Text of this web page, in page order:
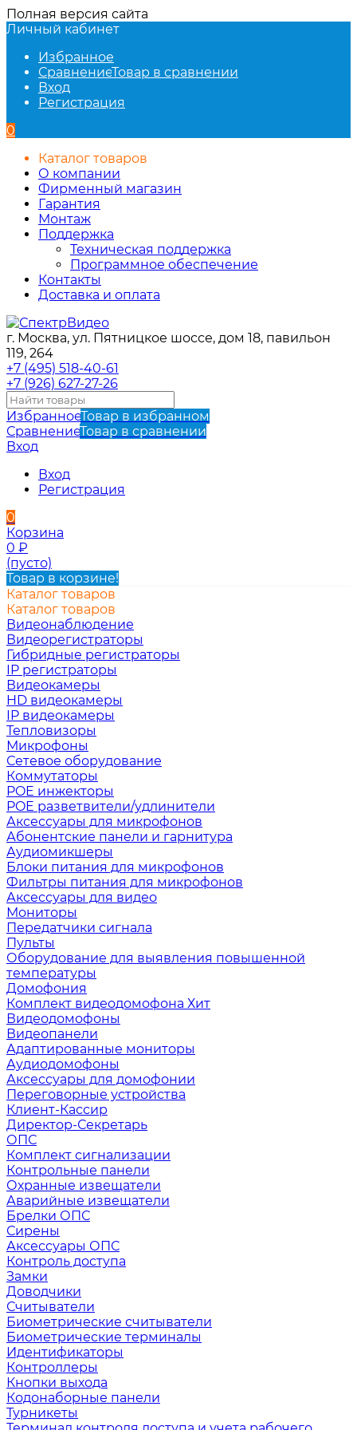
Полная версия сайта
Личный кабинет
Избранное
СравнениеТовар в сравнении
Вход
Регистрация
0
Каталог товаров
О компании
Фирменный магазин
Гарантия
Монтаж
Поддержка
Техническая поддержка
Программное обеспечение
Контакты
Доставка и оплата
г. Москва, ул. Пятницкое шоссе, дом 18, павильон
119, 264
+7 (495) 518-40-61
+7 (926) 627-27-26
ИзбранноеТовар в избранном
СравнениеТовар в сравнении
Вход
Вход
Регистрация
0
Корзина
0 ₽
(пусто)
Товар в корзине!
Каталог товаров
Каталог товаров
Видеонаблюдение
Видеорегистраторы
Гибридные регистраторы
IP регистраторы
Видеокамеры
HD видеокамеры
IP видеокамеры
Тепловизоры
Микрофоны
Сетевое оборудование
Коммутаторы
POE инжекторы
POE разветвители/удлинители
Аксессуары для микрофонов
Абонентские панели и гарнитура
Аудиомикшеры
Блоки питания для микрофонов
Фильтры питания для микрофонов
Аксессуары для видео
Мониторы
Передатчики сигнала
Пульты
Оборудование для выявления повышенной
температуры
Домофония
Комплект видеодомофона Хит
Видеодомофоны
Видеопанели
Адаптированные мониторы
Аудиодомофоны
Аксессуары для домофонии
Переговорные устройства
Клиент-Кассир
Директор-Секретарь
ОПС
Комплект сигнализации
Контрольные панели
Охранные извещатели
Аварийные извещатели
Брелки ОПС
Сирены
Аксессуары ОПС
Контроль доступа
Замки
Доводчики
Считыватели
Биометрические считыватели
Биометрические терминалы
Идентификаторы
Контроллеры
Кнопки выхода
Кодонаборные панели
Турникеты